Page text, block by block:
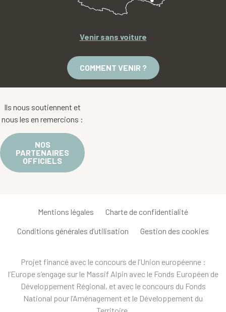
Venir sans voiture
COMMENT VENIR ?
Ils nous soutiennent et
nous les en remercions :
NOS
PARTENAIRES
OFFICIELS
Mentions légales Charte de confidentialité
Conditions générales d’utilisation Gestion des cookies
Projet financé avec le concours de l’Union européenne :
l’Europe s’engage sur le Massif Alpin avec le Fonds Européen de
Développement Régional, et avec le concours du Fonds
National pour l’Aménagement et le Développement du